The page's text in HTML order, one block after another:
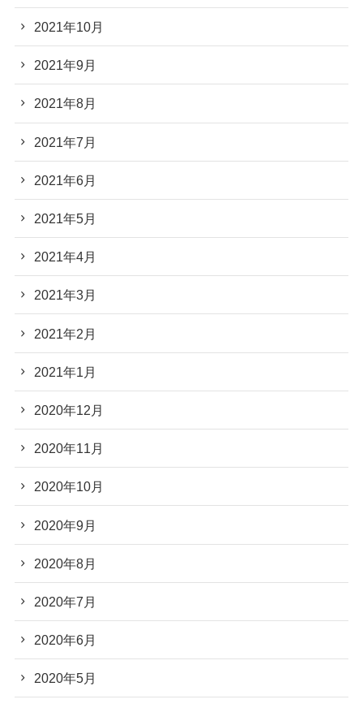
2021年10月
2021年9月
2021年8月
2021年7月
2021年6月
2021年5月
2021年4月
2021年3月
2021年2月
2021年1月
2020年12月
2020年11月
2020年10月
2020年9月
2020年8月
2020年7月
2020年6月
2020年5月